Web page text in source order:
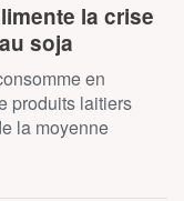
la crise
soja
en
produits laitiers
la moyenne